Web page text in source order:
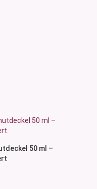
50 ml –